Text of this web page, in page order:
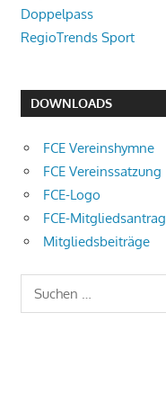
Doppelpass
RegioTrends Sport
DOWNLOADS
FCE Vereinshymne
FCE Vereinssatzung
FCE-Logo
FCE-Mitgliedsantrag
Mitgliedsbeiträge
Suchen
nach: